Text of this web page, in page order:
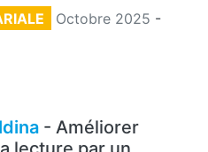
Octobre 2025 -
- Améliorer